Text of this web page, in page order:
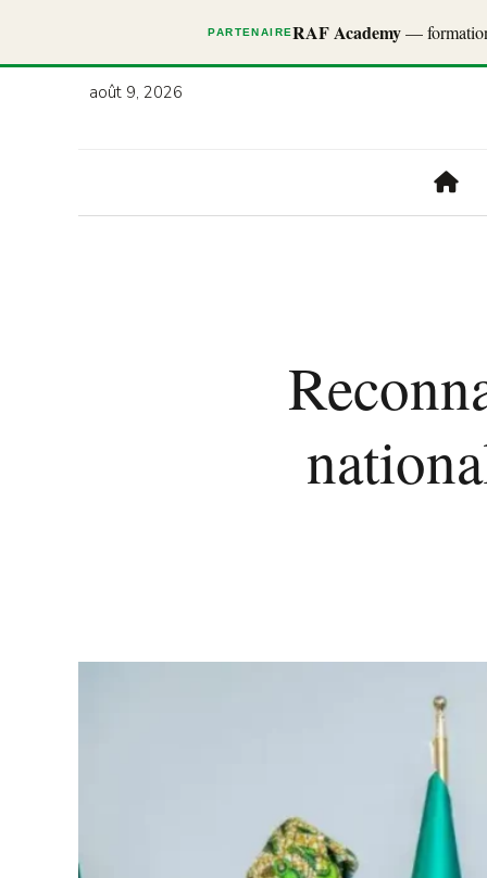
PARTENAIRERAF Academy—
août 9, 2026